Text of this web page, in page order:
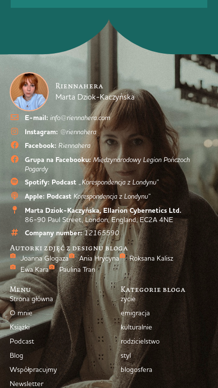
Riennahera
Marta Dziok-Kaczyńska
E-mail: info@riennahera.com
Instagram: @riennahera
Facebook: Riennahera
Grupa na Facebooku: Międzynarodowy Legion Pończoch
Pogardy
Spotify: Podcast „Korespondencja z Londynu”
Apple: Podcast Korespondencja z Londynu”
Marta Dziok-Kaczyńska, Ellarion Cybernetics Ltd.
86-90 Paul Street, London, England, EC2A 4NE
Company number: 12165590
Autorki zdjęć z designu bloga
Joanna Glogaza Ania Hrycyna
Roksana Kalisz
Ewa Kara
Paulina Tran
Menu
Strona główna
O mnie
Książki
Podcast
Blog
Współpracujmy
Newsletter
Kategorie bloga
życie
emigracja
kulturalnie
rodzicielstwo
styl
blogosfera